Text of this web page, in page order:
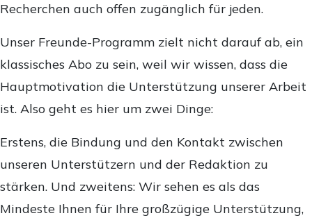
Recherchen auch offen zugänglich für jeden.
Unser Freunde-Programm zielt nicht darauf ab, ein
klassisches Abo zu sein, weil wir wissen, dass die
Hauptmotivation die Unterstützung unserer Arbeit
ist. Also geht es hier um zwei Dinge:
Erstens, die Bindung und den Kontakt zwischen
unseren Unterstützern und der Redaktion zu
stärken. Und zweitens: Wir sehen es als das
Mindeste Ihnen für Ihre großzügige Unterstützung,